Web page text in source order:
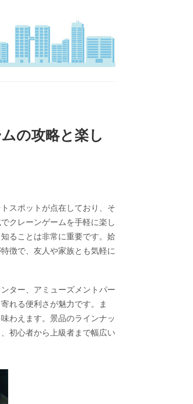
の攻略と楽し
スポットが点在しており、そ
クレーンゲームを手軽に楽し
ることは非常に重要です。姶
徴で、友人や家族とも気軽に
ター、アミューズメントパー
れる便利さが魅力です。ま
わえます。景品のラインナッ
初心者から上級者まで幅広い